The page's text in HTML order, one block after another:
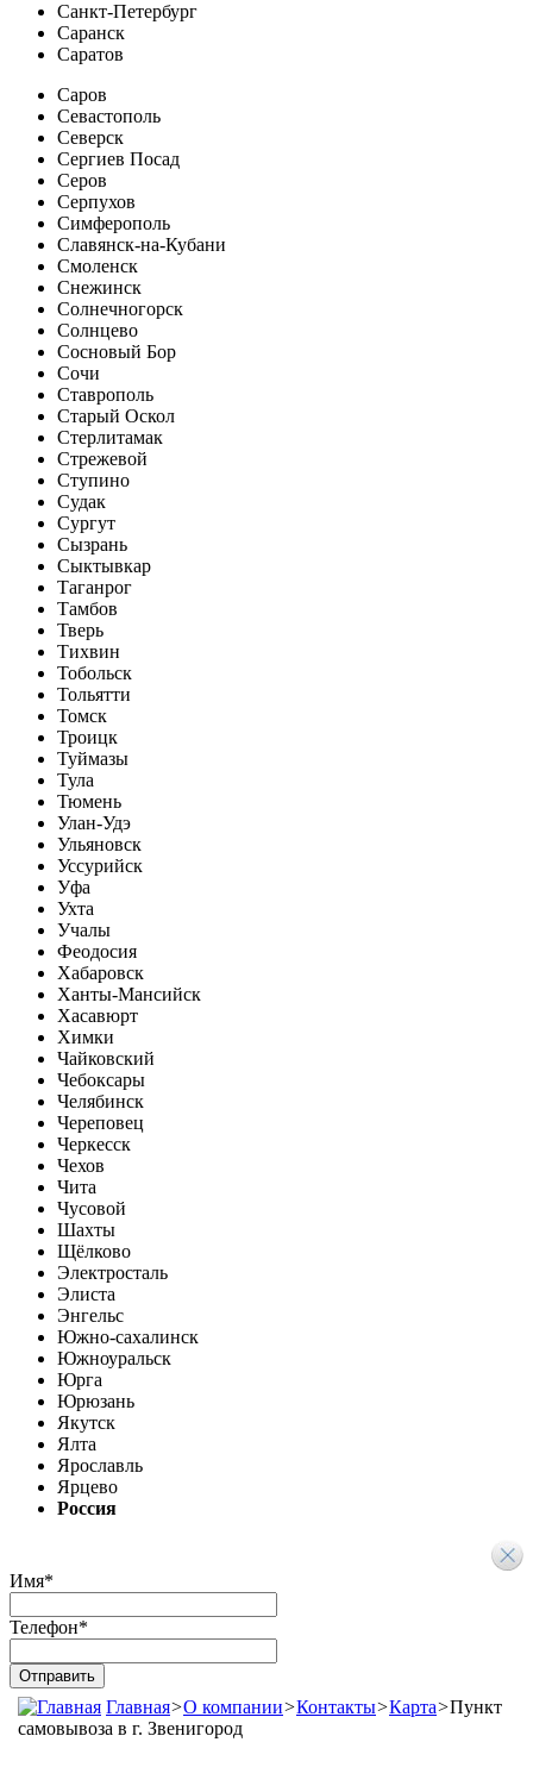
Санкт-Петербург
Саранск
Саратов
Саров
Севастополь
Северск
Сергиев Посад
Серов
Серпухов
Симферополь
Славянск-на-Кубани
Смоленск
Снежинск
Солнечногорск
Солнцево
Сосновый Бор
Сочи
Ставрополь
Старый Оскол
Стерлитамак
Стрежевой
Ступино
Судак
Сургут
Сызрань
Сыктывкар
Таганрог
Тамбов
Тверь
Тихвин
Тобольск
Тольятти
Томск
Троицк
Туймазы
Тула
Тюмень
Улан-Удэ
Ульяновск
Уссурийск
Уфа
Ухта
Учалы
Феодосия
Хабаровск
Ханты-Мансийск
Хасавюрт
Химки
Чайковский
Чебоксары
Челябинск
Череповец
Черкесск
Чехов
Чита
Чусовой
Шахты
Щёлково
Электросталь
Элиста
Энгельс
Южно-сахалинск
Южноуральск
Юрга
Юрюзань
Якутск
Ялта
Ярославль
Ярцево
Россия
Имя*
Телефон*
Главная>О компании>Контакты>Карта>Пункт
самовывоза в г. Звенигород